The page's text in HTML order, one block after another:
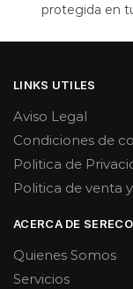
protegida en
LINKS UTILES
Aviso Legal
Condiciones de
Politica de
Politica de venta
ACERCA DE
Quienes Somos
Servicios